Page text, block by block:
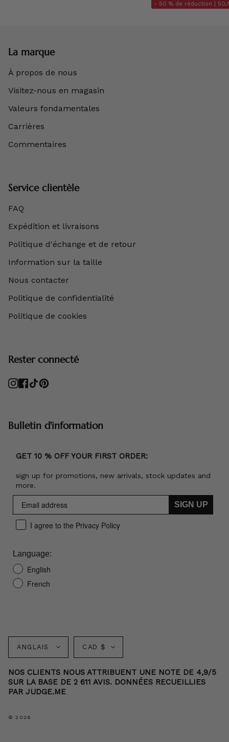
- 50 % de réduction |
La marque
À propos de nous
Visitez-nous en magasin
Valeurs fondamentales
Carrières
Commentaires
Service clientèle
FAQ
Expédition et livraisons
Politique d'échange et de retour
Information sur la taille
Nous contacter
Politique de confidentialité
Politique de cookies
Rester connecté
Instagram
Facebook
TikTokPinterest
Bulletin d'information
GET 10 % OFF YOUR FIRST ORDER:
sign up for promotions, new arrivals, stock updates and
more.
SIGN UP
I agree to the Privacy Policy
Language:
English
French
Langue
ANGLAIS Monnaie
CAD $
NOS CLIENTS NOUS ATTRIBUENT UNE NOTE DE 4,9/5
SUR LA BASE DE 2 611 AVIS. DONNÉES RECUEILLIES
PAR JUDGE.ME
© 2026